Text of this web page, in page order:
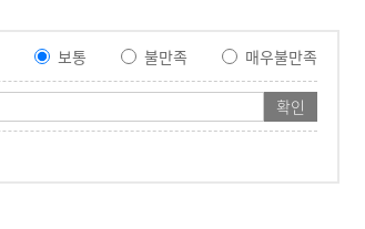
보통 불만족 매우불만족